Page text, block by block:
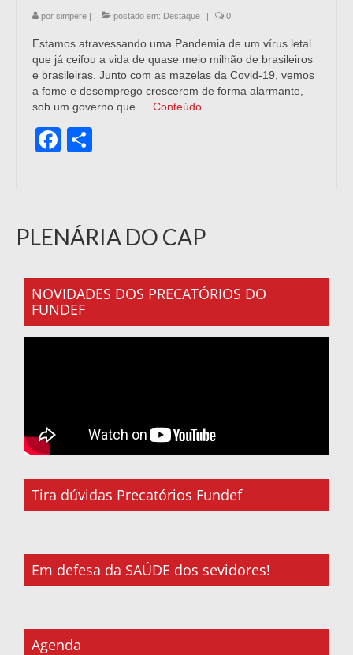
por simpere | postado em: Destaque | 0
Estamos atravessando uma Pandemia de um vírus letal
que já ceifou a vida de quase meio milhão de brasileiros
e brasileiras. Junto com as mazelas da Covid-19, vemos
a fome e desemprego crescerem de forma alarmante,
sob um governo que … Conteúdo
Facebook
PLENÁRIA DO CAP
NOVIDADES DOS PRECATÓRIOS DO
FUNDEF
Tira dúvidas Precatórios Fundef
Em defesa da SAÚDE dos sevidores!
Agenda